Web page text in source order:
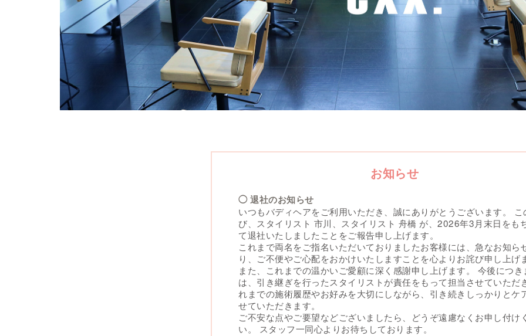
お知らせ
◯ 退社のお知らせ
いつもバディヘアをご利用いただき、誠にありがとうございます。 こ
び、スタイリスト 市川、スタイリスト 舟橋 が、2026年3月末日をも
て退社いたしましたことをご報告申し上げます。
これまで両名をご指名いただいておりましたお客様には、急なお知ら
り、ご不便やご心配をおかけいたしますことを心よりお詫び申し上げ
また、これまでの温かいご愛顧に深く感謝申し上げます。 今後につき
は、引き継ぎを行ったスタイリストが責任をもって担当させていただ
れまでの施術履歴やお好みを大切にしながら、引き続きしっかりとケ
せていただきます。
ご不安な点やご要望などございましたら、どうぞ遠慮なくお申し付け
い。 スタッフ一同心よりお待ちしております。